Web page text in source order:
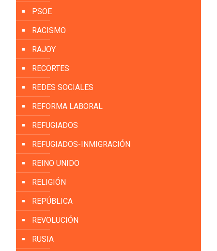
PSOE
RACISMO
RAJOY
RECORTES
REDES SOCIALES
REFORMA LABORAL
REFUGIADOS
REFUGIADOS-INMIGRACIÓN
REINO UNIDO
RELIGIÓN
REPÚBLICA
REVOLUCIÓN
RUSIA